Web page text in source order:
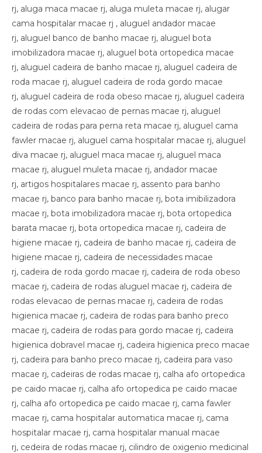
rj, aluga maca macae rj, aluga muleta macae rj, alugar
cama hospitalar macae rj , aluguel andador macae
rj, aluguel banco de banho macae rj, aluguel bota
imobilizadora macae rj, aluguel bota ortopedica macae
rj, aluguel cadeira de banho macae rj, aluguel cadeira de
roda macae rj, aluguel cadeira de roda gordo macae
rj, aluguel cadeira de roda obeso macae rj, aluguel cadeira
de rodas com elevacao de pernas macae rj, aluguel
cadeira de rodas para perna reta macae rj, aluguel cama
fawler macae rj, aluguel cama hospitalar macae rj, aluguel
diva macae rj, aluguel maca macae rj, aluguel maca
macae rj, aluguel muleta macae rj, andador macae
rj, artigos hospitalares macae rj, assento para banho
macae rj, banco para banho macae rj, bota imibilizadora
macae rj, bota imobilizadora macae rj, bota ortopedica
barata macae rj, bota ortopedica macae rj, cadeira de
higiene macae rj, cadeira de banho macae rj, cadeira de
higiene macae rj, cadeira de necessidades macae
rj, cadeira de roda gordo macae rj, cadeira de roda obeso
macae rj, cadeira de rodas aluguel macae rj, cadeira de
rodas elevacao de pernas macae rj, cadeira de rodas
higienica macae rj, cadeira de rodas para banho preco
macae rj, cadeira de rodas para gordo macae rj, cadeira
higienica dobravel macae rj, cadeira higienica preco macae
rj, cadeira para banho preco macae rj, cadeira para vaso
macae rj, cadeiras de rodas macae rj, calha afo ortopedica
pe caido macae rj, calha afo ortopedica pe caido macae
rj, calha afo ortopedica pe caido macae rj, cama fawler
macae rj, cama hospitalar automatica macae rj, cama
hospitalar macae rj, cama hospitalar manual macae
rj, cedeira de rodas macae rj, cilindro de oxigenio medicinal